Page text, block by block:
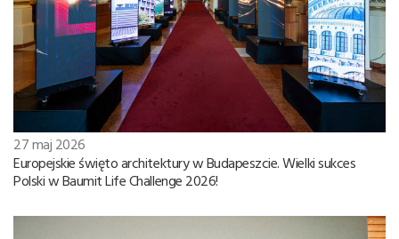
27 maj 2026
Europejskie święto architektury w Budapeszcie. Wielki sukces
Polski w Baumit Life Challenge 2026!